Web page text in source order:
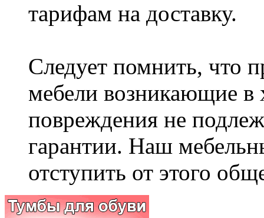
тарифам на доставку.
Следует помнить, что
мебели возникающие в
повреждения не
гарантии. Наш
отступить от этого